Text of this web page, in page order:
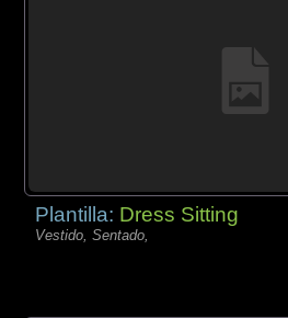
Plantilla: Dress Sitting
Vestido, Sentado,